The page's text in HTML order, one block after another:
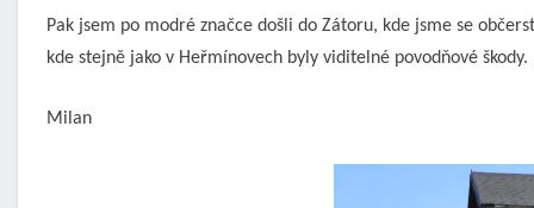
Pak jsem po modré značce došli do Zátoru, kde jsme se
kde stejně jako v Heřmínovech byly viditelné povodňové škody.
Milan